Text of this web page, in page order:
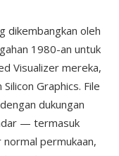
dikembangkan oleh
1980-an untuk
Visualizer mereka,
Graphics. File
dukungan
— termasuk
permukaan,